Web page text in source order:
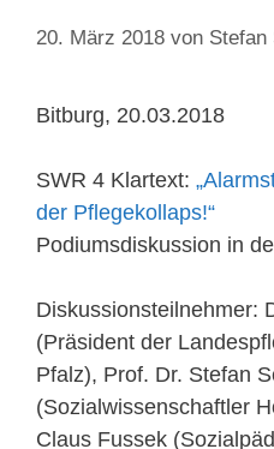
20. März 2018 von Stefan
Bitburg, 20.03.2018
SWR 4 Klartext:
der Pflegekollaps!“
Podiumsdiskussion in
Diskussionsteilnehmer:
(Präsident der
Pfalz), Prof. Dr. Stefan
(Sozialwissenschaftler
Claus Fussek